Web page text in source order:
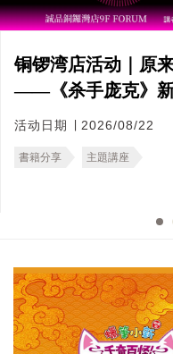
铜锣湾店活动｜原
——《杀手庞克》
活动日期 ∣ 2026/08/22
書籍分享 主題講座